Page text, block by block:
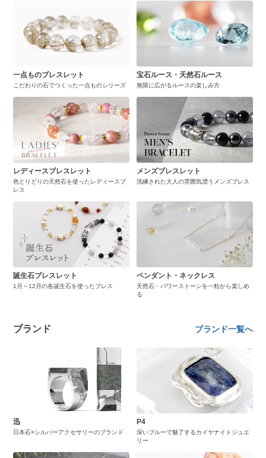
一点ものブレスレット
こだわりの石でつくった一点ものシリーズ
宝石ルース・天然石ルース
無限に広がるルースの楽しみ方
レディースブレスレット
色とりどりの天然石を使ったレディースブ
レス
メンズブレスレット
洗練された大人の雰囲気漂うメンズブレス
誕生石ブレスレット
1月～12月の各誕生石を使ったブレス
ペンダント・ネックレス
天然石・パワーストーンを一粒から楽しめ
る
ブランド ブランド一覧へ
迅
日本石×シルバーアクセサリーのブランド
P4
深いブルーで魅了するカイヤナイトジュエ
リー